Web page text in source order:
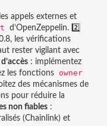
appels externes et
d’OpenZeppelin. 2️⃣
les vérifications
rester vigilant avec
: implémentez
les fonctions owner
des mécanismes de
pour réduire la
non fiables:
(Chainlink) et